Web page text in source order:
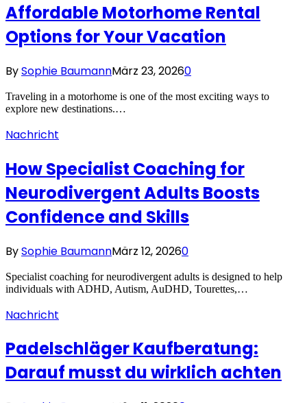
Affordable Motorhome Rental
Options for Your Vacation
BySophie BaumannMärz 23, 20260
Traveling in a motorhome is one of the most exciting ways to
explore new destinations.…
Nachricht
How Specialist Coaching for
Neurodivergent Adults Boosts
Confidence and Skills
BySophie BaumannMärz 12, 20260
Specialist coaching for neurodivergent adults is designed to help
individuals with ADHD, Autism, AuDHD, Tourettes,…
Nachricht
Padelschläger Kaufberatung:
Darauf musst du wirklich achten